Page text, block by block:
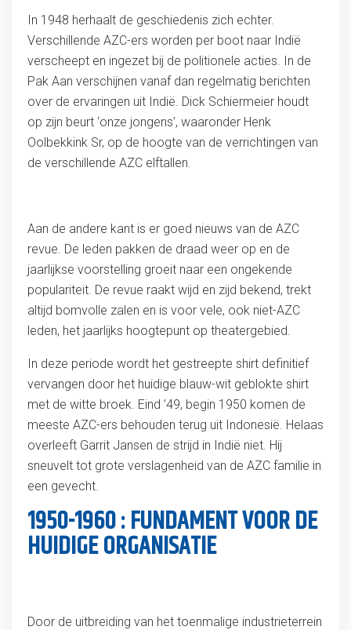
In 1948 herhaalt de geschiedenis zich echter.
Verschillende AZC-ers worden per boot naar Indië
verscheept en ingezet bij de politionele acties. In de
Pak Aan verschijnen vanaf dan regelmatig berichten
over de ervaringen uit Indië. Dick Schiermeier houdt
op zijn beurt ‘onze jongens’, waaronder Henk
Oolbekkink Sr, op de hoogte van de verrichtingen van
de verschillende AZC elftallen.
Aan de andere kant is er goed nieuws van de AZC
revue. De leden pakken de draad weer op en de
jaarlijkse voorstelling groeit naar een ongekende
populariteit. De revue raakt wijd en zijd bekend, trekt
altijd bomvolle zalen en is voor vele, ook niet-AZC
leden, het jaarlijks hoogtepunt op theatergebied.
In deze periode wordt het gestreepte shirt definitief
vervangen door het huidige blauw-wit geblokte shirt
met de witte broek. Eind ’49, begin 1950 komen de
meeste AZC-ers behouden terug uit Indonesië. Helaas
overleeft Garrit Jansen de strijd in Indië niet. Hij
sneuvelt tot grote verslagenheid van de AZC familie in
een gevecht.
1950-1960 : FUNDAMENT VOOR DE
HUIDIGE ORGANISATIE
Door de uitbreiding van het toenmalige industrieterrein